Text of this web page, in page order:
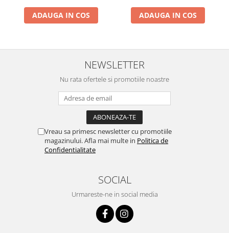
Zdrobitoare si teascuri
Teascuri
Masini de cusut si accesorii
Articole antidaunatori gradina
Suflante si aspiratoare exterior
Unelte altoit
Masini de maturat manuale
ADAUGA IN COS
Flippy
ADAUGA IN COS
NEWSLETTER
Nu rata ofertele si promotiile noastre
Vreau sa primesc newsletter cu promotiile
magazinului. Afla mai multe in Politica de
Confidentialitate
SOCIAL
Urmareste-ne in social media